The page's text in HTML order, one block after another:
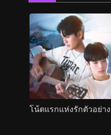
โน้ตแรกแห่งรักตัวอย่าง